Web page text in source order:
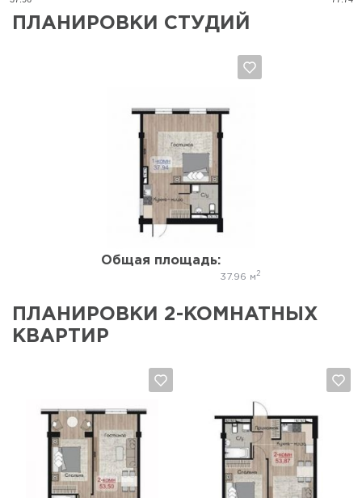
ПЛАНИРОВКИ СТУДИЙ
Общая площадь:
37.96 м 2
Да, удалить Отмена
ПЛАНИРОВКИ 2-КОМНАТНЫХ
КВАРТИР
Да, удалить Отмена Да, удалить Отмена